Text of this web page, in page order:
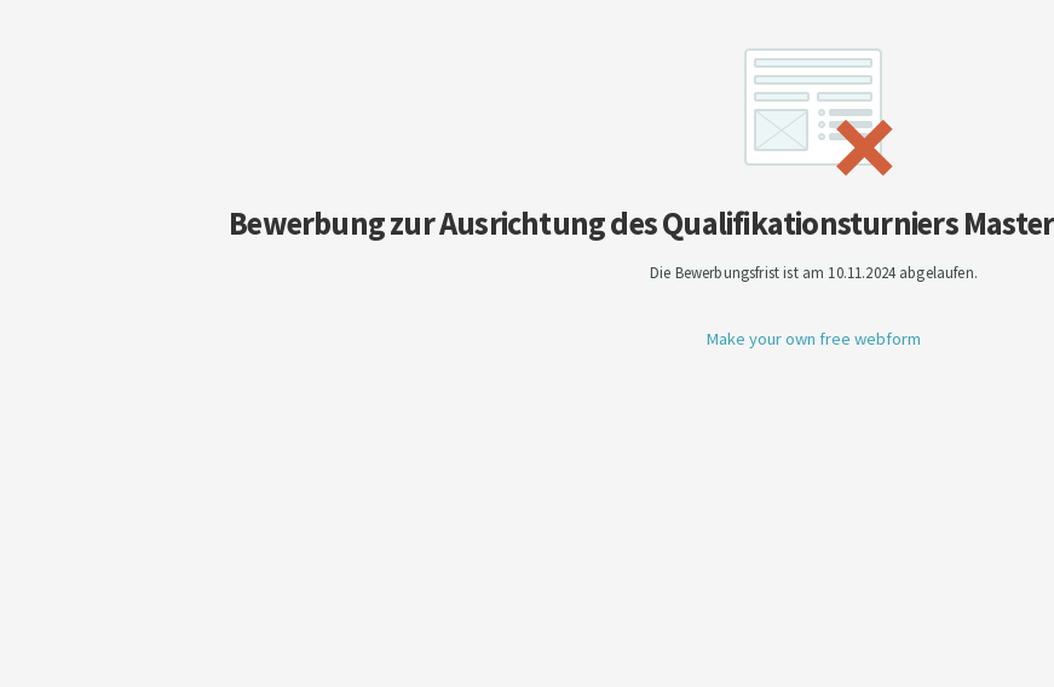
Bewerbung zur Ausrichtung des Qualifikationsturniers
Die Bewerbungsfrist ist am 10.11.2024 abgelaufen.
Make your own free webform